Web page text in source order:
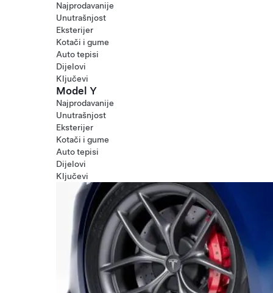
Najprodavanije
Unutrašnjost
Eksterijer
Kotači i gume
Auto tepisi
Dijelovi
Ključevi
Model Y
Najprodavanije
Unutrašnjost
Eksterijer
Kotači i gume
Auto tepisi
Dijelovi
Ključevi